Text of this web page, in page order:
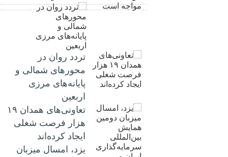
تردد روان در
محورهای شمالی و
پایانه‌های مرزی
اربعین
تعاونی‌های همدان ۱۹
هزار فرصت شغلی
ایجاد کرده‌اند
یزد، امسال میزبان